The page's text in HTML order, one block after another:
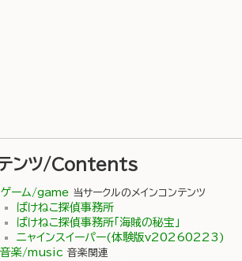
テンツ/Contents
ゲーム/game 当サークルのメインコンテンツ
ばけねこ探偵事務所
ばけねこ探偵事務所「海賊の秘宝」
ニャインスイーパー(体験版v20260223)
音楽/music 音楽関連